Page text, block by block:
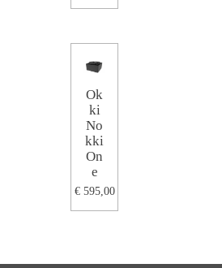
Ok
ki
No
kki
On
e
€ 595,00